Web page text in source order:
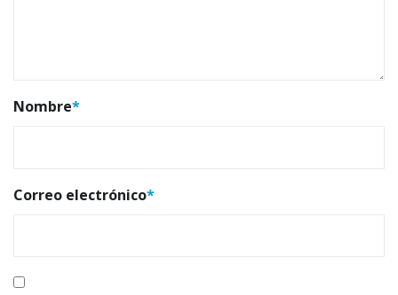
Nombre*
Correo electrónico*